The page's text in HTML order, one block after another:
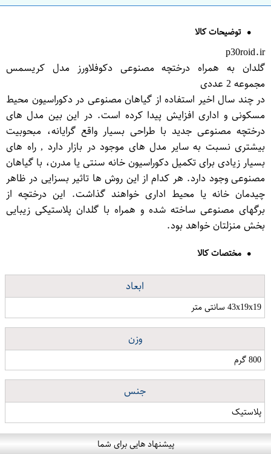
توضیحات کالا
p30roid.ir
گلدان به همراه درختچه مصنوعی دکوفلاورز مدل کریسمس
مجموعه 2 عددی
در چند سال اخیر استفاده از گیاهان مصنوعی در دکوراسیون محیط
مسکونی و اداری افزایش پیدا کرده است. در این بین مدل های
درختچه مصنوعی جدید با طراحی بسیار واقع گرایانه، مبحوبیت
بیشتری نسبت به سایر مدل های موجود در بازار دارد , راه های
بسیار زیادی برای تکمیل دکوراسیون خانه سنتی یا مدرن، با گیاهان
مصنوعی وجود دارد. هر کدام از این روش ها تاثیر بسزایی در ظاهر
چیدمان خانه یا محیط اداری خواهند گذاشت. این درختچه از
برگهای مصنوعی ساخته شده و همراه با گلدان پلاستیکی زیبایی
بخش منزلتان خواهد بود.
مختصات کالا
ابعاد
43x19x19 سانتی متر
وزن
800 گرم
جنس
پلاستیک
پیشنهاد هایی برای شما